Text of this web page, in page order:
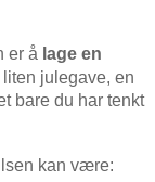
er å lage en
julegave, en
bare du har tenkt
kan være: